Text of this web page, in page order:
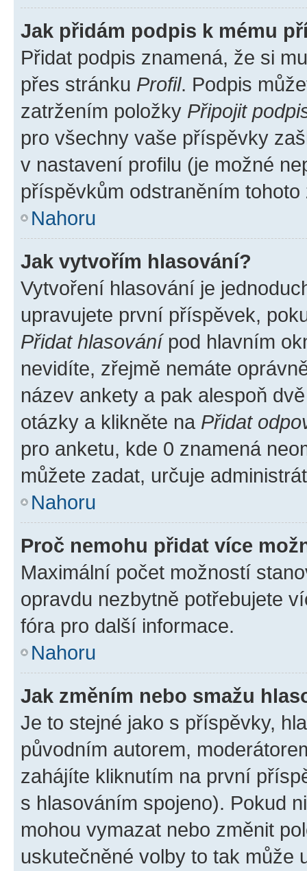
Jak přidám podpis k mému
Přidat podpis znamená, že si
přes stránku Profil. Podpis
zatržením položky Připojit
pro všechny vaše příspěvky
v nastavení profilu (je možné
příspěvkům odstraněním
Nahoru
Jak vytvořím hlasování?
Vytvoření hlasování je
upravujete první příspěvek,
Přidat hlasovánípod hlavním
nevidíte, zřejmě nemáte
název ankety a pak alespoň
otázky a klikněte na Přidat
pro anketu, kde 0 znamená
můžete zadat, určuje
Nahoru
Proč nemohu přidat více
Maximální počet možností
opravdu nezbytně potřebujete
fóra pro další informace.
Nahoru
Jak změním nebo smažu
Je to stejné jako s příspěvky,
původním autorem,
zahájíte kliknutím na první
s hlasováním spojeno). Pokud
mohou vymazat nebo změnit
uskutečněné volby to tak může